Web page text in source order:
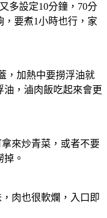
多設定10分鐘，70分
要煮1小時也行，家
，加熱中要撈浮油就
油，滷肉飯吃起來會更
來炒青菜，或者不要
。
肉也很軟爛，入口即